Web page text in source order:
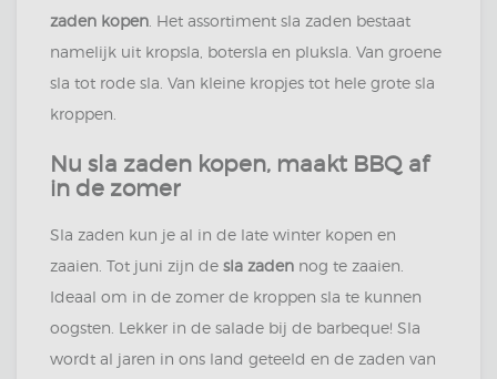
zaden kopen . Het assortiment sla zaden bestaat
namelijk uit kropsla, botersla en pluksla. Van groene
sla tot rode sla. Van kleine kropjes tot hele grote sla
kroppen.
Nu sla zaden kopen, maakt BBQ af
in de zomer
Sla zaden kun je al in de late winter kopen en
zaaien. Tot juni zijn de sla zaden nog te zaaien.
Ideaal om in de zomer de kroppen sla te kunnen
oogsten. Lekker in de salade bij de barbeque! Sla
wordt al jaren in ons land geteeld en de zaden van